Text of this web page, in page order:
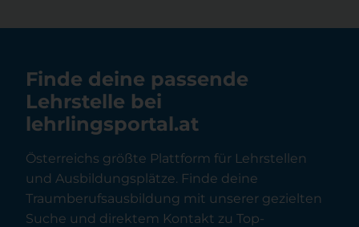
Finde deine passende
Lehrstelle bei
lehrlingsportal.at
Österreichs größte Plattform für Lehrstellen
und Ausbildungsplätze. Finde deine
Traumberufsausbildung mit unserer gezielten
Suche und direktem Kontakt zu Top-